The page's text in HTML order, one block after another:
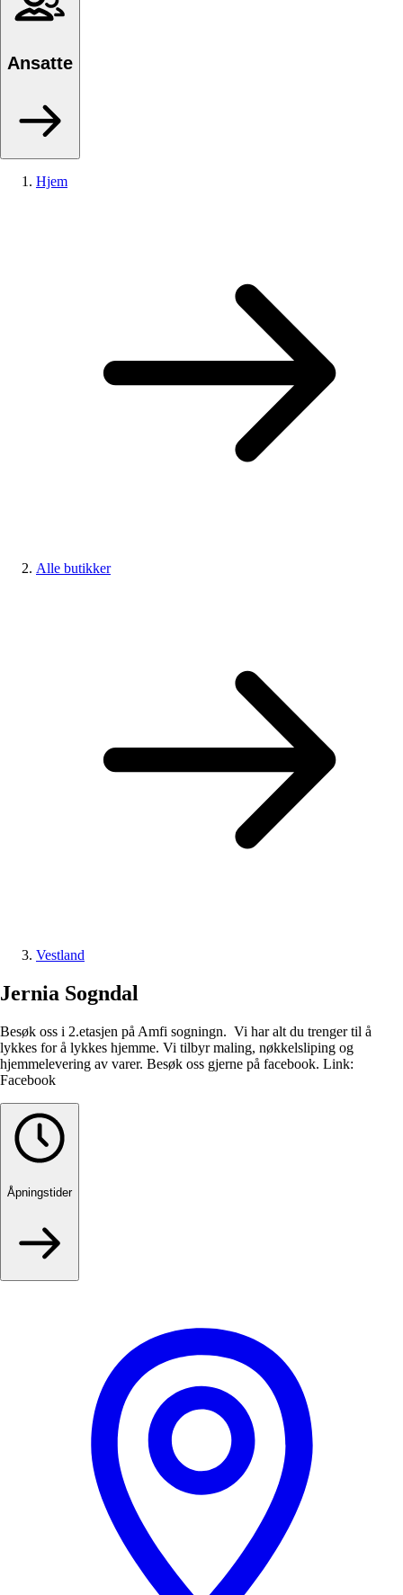
Ansatte
Hjem
Alle butikker
Vestland
Jernia Sogndal
Besøk oss i 2.etasjen på Amfi sogningn. Vi har alt du trenger til å
lykkes for å lykkes hjemme. Vi tilbyr maling, nøkkelsliping og
hjemmelevering av varer. Besøk oss gjerne på facebook. Link:
Facebook
Åpningstider